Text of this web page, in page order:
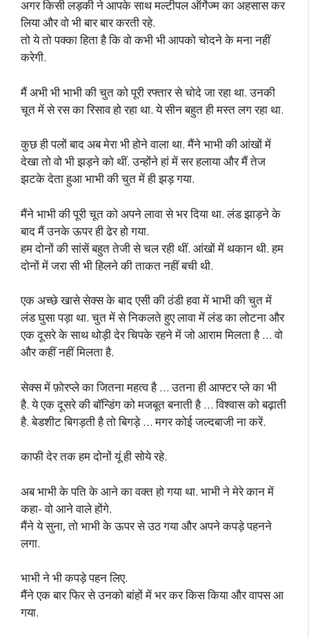
अगर किसी लड़की ने आपके साथ मल्टीपल ऑर्गेज्म का अहसास कर
लिया और वो भी बार बार करती रहे.
तो ये तो पक्का हिता है कि वो कभी भी आपको चोदने के मना नहीं
करेगी.
मैं अभी भी भाभी की चुत को पूरी रफ्तार से चोदे जा रहा था. उनकी
चूत में से रस का रिसाव हो रहा था. ये सीन बहुत ही मस्त लग रहा था.
कुछ ही पलों बाद अब मेरा भी होने वाला था. मैंने भाभी की आंखों में
देखा तो वो भी झड़ने को थीं. उन्होंने हां में सर हलाया और मैं तेज
झटके देता हुआ भाभी की चुत में ही झड़ गया.
मैंने भाभी की पूरी चूत को अपने लावा से भर दिया था. लंड झाड़ने के
बाद मैं उनके ऊपर ही ढेर हो गया.
हम दोनों की सांसें बहुत तेजी से चल रही थीं. आंखों में थकान थी. हम
दोनों में जरा सी भी हिलने की ताकत नहीं बची थी.
एक अच्छे खासे सेक्स के बाद एसी की ठंडी हवा में भाभी की चुत में
लंड घुसा पड़ा था. चुत में से निकलते हुए लावा में लंड का लोटना और
एक दूसरे के साथ थोड़ी देर चिपके रहने में जो आराम मिलता है … वो
और कहीं नहीं मिलता है.
सेक्स में फ़ोरप्ले का जितना महत्व है … उतना ही आफ्टर प्ले का भी
है. ये एक दूसरे की बॉन्डिंग को मजबूत बनाती है … विश्वास को बढ़ाती
है. बेडशीट बिगड़ती है तो बिगड़े … मगर कोई जल्दबाजी ना करें.
काफी देर तक हम दोनों यूं ही सोये रहे.
अब भाभी के पति के आने का वक्त हो गया था. भाभी ने मेरे कान में
कहा- वो आने वाले होंगे.
मैंने ये सुना, तो भाभी के ऊपर से उठ गया और अपने कपड़े पहनने
लगा.
भाभी ने भी कपड़े पहन लिए.
मैंने एक बार फिर से उनको बांहों में भर कर किस किया और वापस आ
गया.